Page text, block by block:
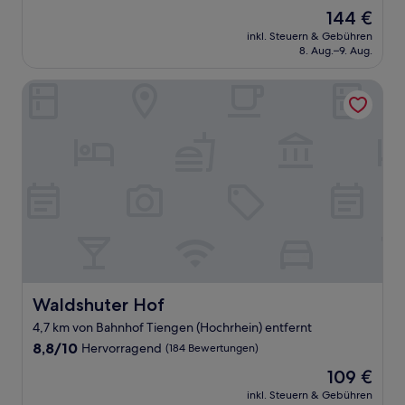
Der
Preis
beträgt
144 €
inkl. Steuern & Gebühren
8. Aug.–9. Aug.
Waldshuter Hof
Waldshuter Hof
4,7 km von Bahnhof Tiengen (Hochrhein) entfernt
8.8
8,8/10 Hervorragend (184 Bewertungen)
Der
Preis
109 €
inkl. Steuern & Gebühren